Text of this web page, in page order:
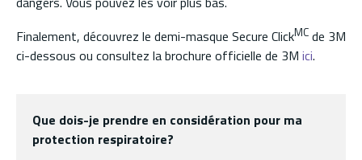
Finalement, découvrez le demi-masque Secure ClickMC de 3M
ci-dessous ou consultez la brochure officielle de 3M ici.
Que dois-je prendre en considération pour ma
protection respiratoire?